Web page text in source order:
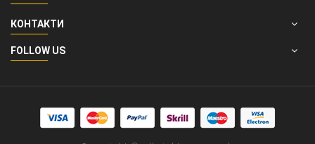
КОНТАКТИ
FOLLOW US